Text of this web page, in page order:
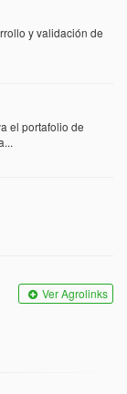
y validación de
el portafolio de
Ver Agrolinks